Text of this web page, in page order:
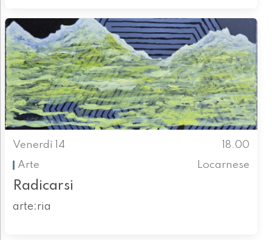
Venerdì 14
18.00
Arte
Locarnese
Radicarsi
arte:ria